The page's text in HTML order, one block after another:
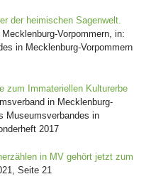
der heimischen Sagenwelt.
Vorpommern, in:
in Mecklenburg-Vorpommern
zum Immateriellen Kulturerbe
in Mecklenburg-
Museumsverbandes in
2017
in MV gehört jetzt zum
Seite 21